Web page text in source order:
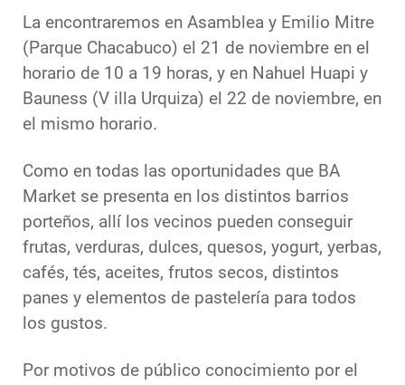
La encontraremos en Asamblea y Emilio Mitre
(Parque Chacabuco) el 21 de noviembre en el
horario de 10 a 19 horas, y en Nahuel Huapi y
Bauness (V illa Urquiza) el 22 de noviembre, en
el mismo horario.
Como en todas las oportunidades que BA
Market se presenta en los distintos barrios
porteños, allí los vecinos pueden conseguir
frutas, verduras, dulces, quesos, yogurt, yerbas,
cafés, tés, aceites, frutos secos, distintos
panes y elementos de pastelería para todos
los gustos.
Por motivos de público conocimiento por el